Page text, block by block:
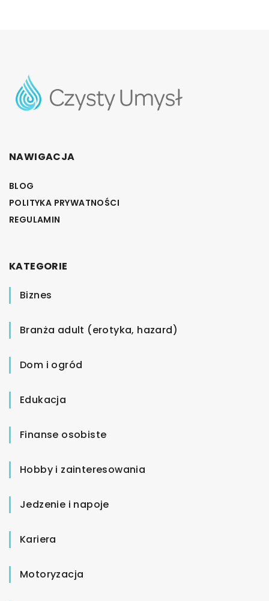
NAWIGACJA
BLOG
POLITYKA PRYWATNOŚCI
REGULAMIN
KATEGORIE
Biznes
Branża adult (erotyka, hazard)
Dom i ogród
Edukacja
Finanse osobiste
Hobby i zainteresowania
Jedzenie i napoje
Kariera
Motoryzacja